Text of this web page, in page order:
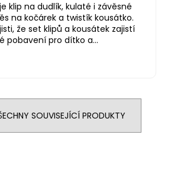
klip na dudlík, kulaté i závěsné
na kočárek a twistík kousátko.
že set klipů a kousátek zajistí
pobavení pro dítko a...
SOUVISEJÍCÍ PRODUKTY